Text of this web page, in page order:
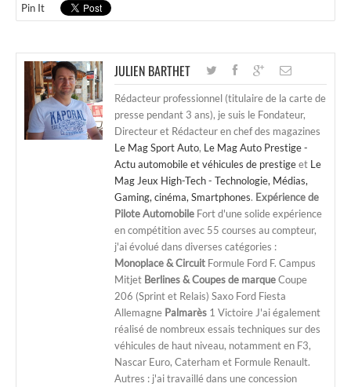
Pin It
JULIEN BARTHET
Rédacteur professionnel (titulaire de la carte de
presse pendant 3 ans), je suis le Fondateur,
Directeur et Rédacteur en chef des magazines
Le Mag Sport Auto, Le Mag Auto Prestige -
Actu automobile et véhicules de prestigeet Le
Mag Jeux High-Tech - Technologie, Médias,
Gaming, cinéma, Smartphones. Expérience de
Pilote Automobile Fort d'une solide expérience
en compétition avec 55 courses au compteur,
j'ai évolué dans diverses catégories :
Monoplace & Circuit Formule Ford F. Campus
Mitjet Berlines & Coupes de marqueCoupe
206 (Sprint et Relais) Saxo Ford Fiesta
Allemagne Palmarès 1 Victoire J'ai également
réalisé de nombreux essais techniques sur des
véhicules de haut niveau, notamment en F3,
Nascar Euro, Caterham et Formule Renault.
Autres : j'ai travaillé dans une concession